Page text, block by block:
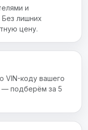
и
лишних
цену.
VIN-коду вашего
— подберём за 5